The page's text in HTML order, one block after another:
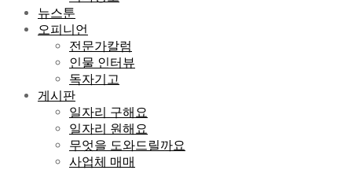
뉴스툰
오피니언
전문가칼럼
인물 인터뷰
독자기고
게시판
일자리 구해요
일자리 원해요
무엇을 도와드릴까요
사업체 매매